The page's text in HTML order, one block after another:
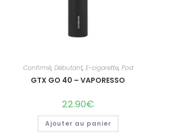
Confirmé, Débutant, E-cigarette, Pod
GTX GO 40 – VAPORESSO
22.90€
Ajouter au panier